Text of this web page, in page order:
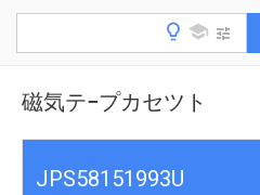
磁気テ−プカセツト
JPS58151993U